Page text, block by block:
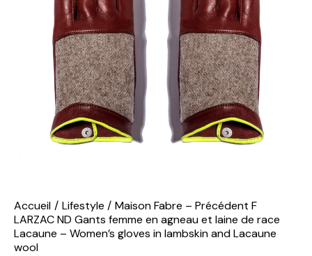
Accueil Lifestyle
Maison Fabre – Précédent F
LARZAC ND Gants femme en agneau et laine de race
Lacaune – Women’s gloves in lambskin and Lacaune
wool